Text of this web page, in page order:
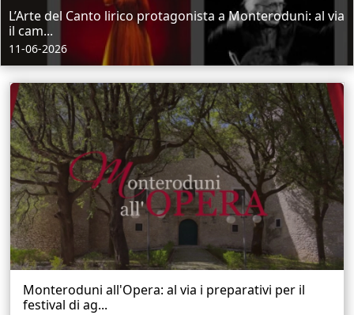
L’Arte del Canto lirico protagonista a Monteroduni: al via
il cam...
11-06-2026
Monteroduni all'Opera: al via i preparativi per il
festival di ag...